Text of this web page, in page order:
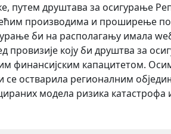
путем друштава за осигурање
производима и проширење
би на располагању имала
провизије коју би друштва за
финансијским капацитетом.
се остварила регионалним
модела ризика катастрофа